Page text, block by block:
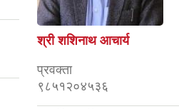
श्री शशिनाथ आचार्य
प्रवक्ता
९८५१२०४५३६